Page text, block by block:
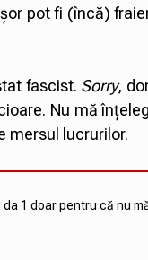
pot fi (încă)
fascist. Sorry,
Nu mă
mersul lucrurilor.
1 doar pentru că nu